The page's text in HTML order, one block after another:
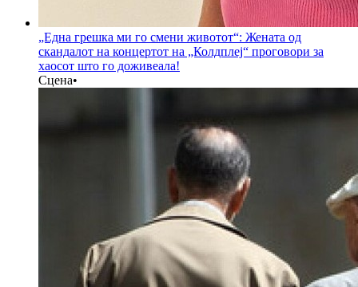
„Една грешка ми го смени животот“: Жената од
скандалот на концертот на „Колдплеј“ проговори за
хаосот што го доживеала!
Сцена•